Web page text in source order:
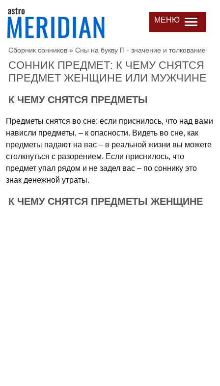
МЕНЮ
Сборник сонников » Сны на букву П - значение и толкование
СОННИК ПРЕДМЕТ: К ЧЕМУ СНЯТСЯ
ПРЕДМЕТ ЖЕНЩИНЕ ИЛИ МУЖЧИНЕ
К ЧЕМУ СНЯТСЯ ПРЕДМЕТЫ
Предметы снятся во сне: если приснилось, что над вами
нависли предметы, – к опасности. Видеть во сне, как
предметы падают на вас – в реальной жизни вы можете
столкнуться с разорением. Если приснилось, что
предмет упал рядом и не задел вас – по соннику это
знак денежной утраты.
К ЧЕМУ СНЯТСЯ ПРЕДМЕТЫ ЖЕНЩИНЕ